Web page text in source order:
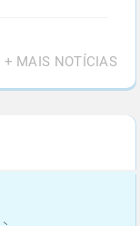
+ MAIS NOTÍCIAS